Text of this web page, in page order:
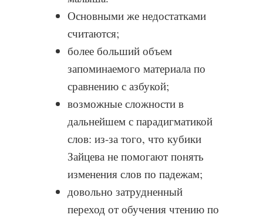
Основными же недостатками
считаются;
более больший объем
запоминаемого материала по
сравнению с азбукой;
возможные сложности в
дальнейшем с парадигматикой
слов: из-за того, что кубики
Зайцева не помогают понять
изменения слов по падежам;
довольно затрудненный
переход от обучения чтению по